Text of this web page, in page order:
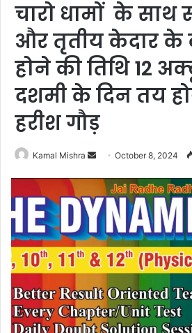
चारो धामों के साथ
और तृतीय केदार के
होने की तिथि 12
दशमी के दिन तय
हरीश गौड़
Kamal Mishra
Send
email
October 8, 2024